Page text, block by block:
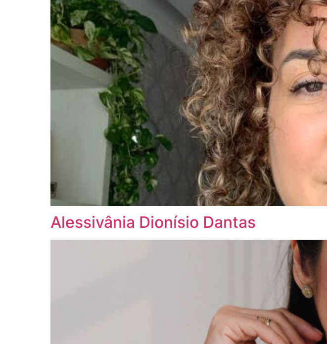
Alessivânia Dionísio Dantas